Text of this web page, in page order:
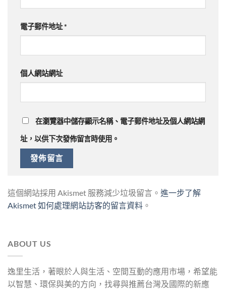
電子郵件地址*
個人網站網址
在瀏覽器中儲存顯示名稱、電子郵件地址及個人網站網
址，以供下次發佈留言時使用。
這個網站採用 Akismet 服務減少垃圾留言。 進一步了解
Akismet 如何處理網站訪客的留言資料 。
ABOUT US
逸里生活，著眼於人與生活、空間互動的應用市場，希望能
以智慧、環保與美的方向，找尋與推薦台灣及國際的新應